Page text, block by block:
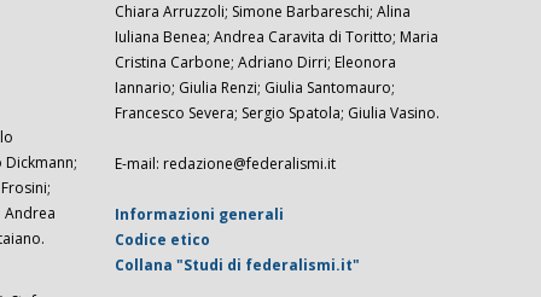
Dickmann;
Andrea
Chiara Arruzzoli; Simone Barbareschi; Alina
Iuliana Benea; Andrea Caravita di Toritto; Maria
Cristina Carbone; Adriano Dirri; Eleonora
Iannario; Giulia Renzi; Giulia Santomauro;
Francesco Severa; Sergio Spatola; Giulia Vasino.
E-mail: redazione@federalismi.it
Informazioni generali
Codice etico
Collana "Studi di federalismi.it"